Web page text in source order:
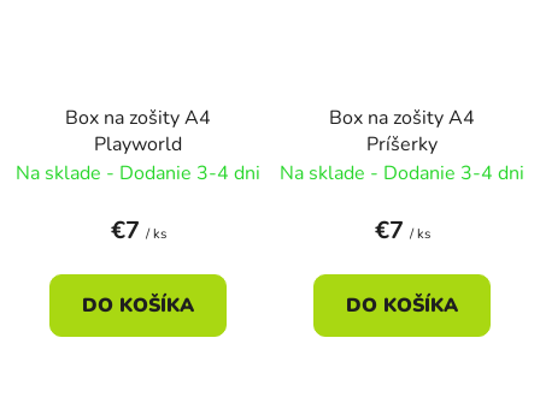
Box na zošity A4
Playworld
Na sklade - Dodanie 3-4 dni
€7 / ks
DO KOŠÍKA
Box na zošity A4
Príšerky
Na sklade - Dodanie 3-4 dni
€7 / ks
DO KOŠÍKA